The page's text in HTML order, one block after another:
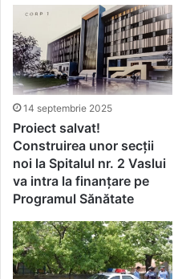
14 septembrie 2025
Proiect salvat!
Construirea unor secții
noi la Spitalul nr. 2 Vaslui
va intra la finanțare pe
Programul Sănătate